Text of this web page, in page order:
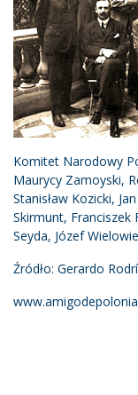
Komitet Narodowy
Maurycy Zamoyski,
Stanisław Kozicki,
Skirmunt, Franciszek
Seyda, Józef
Źródło: Gerardo